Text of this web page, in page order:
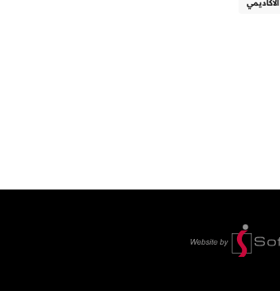
الأكاديمي